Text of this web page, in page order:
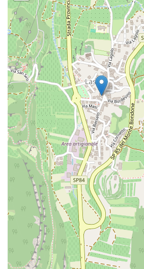
Arricciacapelli
Arricciacapelli
Asciugamano
Asciugamano
Astuccio
Attaccapanni